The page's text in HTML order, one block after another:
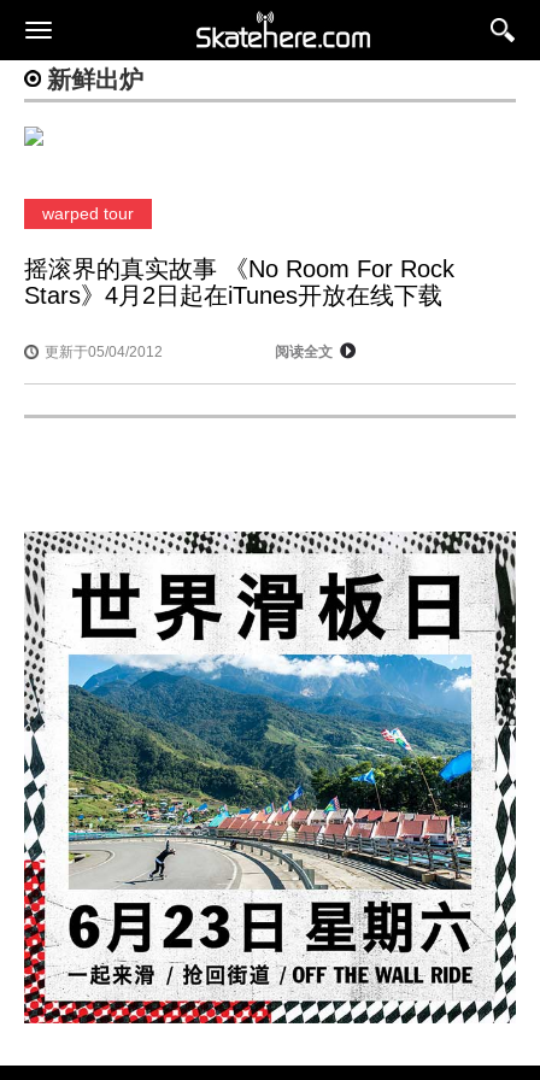
新鲜出炉
warped tour
摇滚界的真实故事 《No Room For Rock
Stars》4月2日起在iTunes开放在线下载
更新于05/04/2012 阅读全文